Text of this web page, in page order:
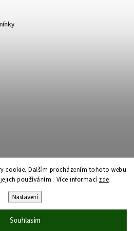
cookie. Dalším procházením tohoto webu
používáním.. Více informací zde.
Nastavení
Souhlasím
Onyx. Všechna práva vyhrazena.